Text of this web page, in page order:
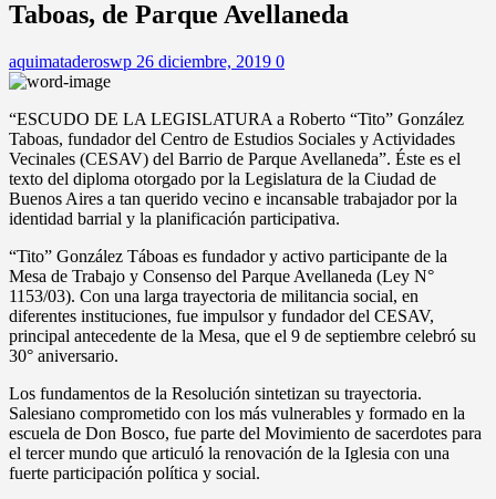
Taboas, de Parque Avellaneda
aquimataderoswp 26 diciembre, 2019 0
“ESCUDO DE LA LEGISLATURA a Roberto “Tito” González
Taboas, fundador del Centro de Estudios Sociales y Actividades
Vecinales (CESAV) del Barrio de Parque Avellaneda”. Éste es el
texto del diploma otorgado por la Legislatura de la Ciudad de
Buenos Aires a tan querido vecino e incansable trabajador por la
identidad barrial y la planificación participativa.
“Tito” González Táboas es fundador y activo participante de la
Mesa de Trabajo y Consenso del Parque Avellaneda (Ley N°
1153/03). Con una larga trayectoria de militancia social, en
diferentes instituciones, fue impulsor y fundador del CESAV,
principal antecedente de la Mesa, que el 9 de septiembre celebró su
30° aniversario.
Los fundamentos de la Resolución sintetizan su trayectoria.
Salesiano comprometido con los más vulnerables y formado en la
escuela de Don Bosco, fue parte del Movimiento de sacerdotes para
el tercer mundo que articuló la renovación de la Iglesia con una
fuerte participación política y social.